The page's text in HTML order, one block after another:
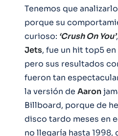
Tenemos que
porque su
curioso: ‘Crush On You’
Jets, fue un hit top5
pero sus resultados
fueron tan
la versión de Aaron
Billboard, porque de
disco tardo meses en
no llegaría hasta 1998,